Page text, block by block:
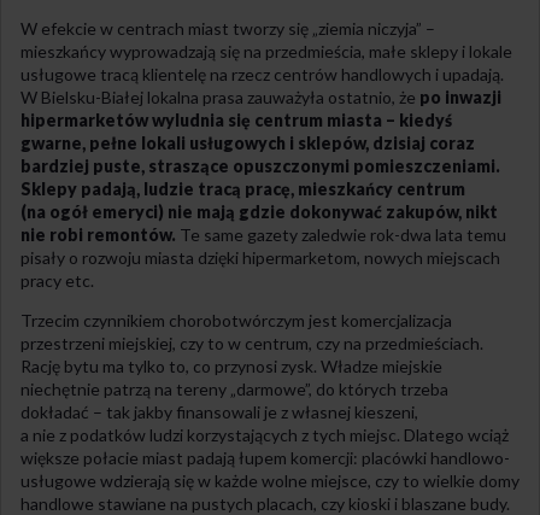
W efekcie w centrach miast tworzy się „ziemia niczyja” –
mieszkańcy wyprowadzają się na przedmieścia, małe sklepy i lokale
usługowe tracą klientelę na rzecz centrów handlowych i upadają.
W Bielsku-Białej lokalna prasa zauważyła ostatnio, że po inwazji
hipermarketów wyludnia się centrum miasta – kiedyś
gwarne, pełne lokali usługowych i sklepów, dzisiaj coraz
bardziej puste, straszące opuszczonymi pomieszczeniami.
Sklepy padają, ludzie tracą pracę, mieszkańcy centrum
(na ogół emeryci) nie mają gdzie dokonywać zakupów, nikt
nie robi remontów. Te same gazety zaledwie rok-dwa lata temu
pisały o rozwoju miasta dzięki hipermarketom, nowych miejscach
pracy etc.
Trzecim czynnikiem chorobotwórczym jest komercjalizacja
przestrzeni miejskiej, czy to w centrum, czy na przedmieściach.
Rację bytu ma tylko to, co przynosi zysk. Władze miejskie
niechętnie patrzą na tereny „darmowe”, do których trzeba
dokładać – tak jakby finansowali je z własnej kieszeni,
a nie z podatków ludzi korzystających z tych miejsc. Dlatego wciąż
większe połacie miast padają łupem komercji: placówki handlowo-
usługowe wdzierają się w każde wolne miejsce, czy to wielkie domy
handlowe stawiane na pustych placach, czy kioski i blaszane budy.